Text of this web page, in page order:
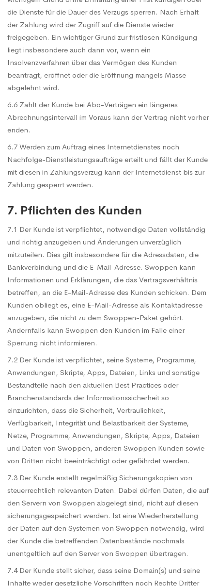
die Dienste für die Dauer des Verzugs sperren. Nach Erhalt
der Zahlung wird der Zugriff auf die Dienste wieder
freigegeben. Ein wichtiger Grund zur fristlosen Kündigung
liegt insbesondere auch dann vor, wenn ein
Insolvenzverfahren über das Vermögen des Kunden
beantragt, eröffnet oder die Eröffnung mangels Masse
abgelehnt wird.
6.6 Zahlt der Kunde bei Abo-Verträgen ein längeres
Abrechnungsintervall im Voraus kann der Vertrag nicht vorher
enden.
6.7 Werden zum Auftrag eines Internetdienstes noch
Nachfolge-Dienstleistungsaufträge erteilt und fällt der Kunde
mit diesen in Zahlungsverzug kann der Internetdienst bis zur
Zahlung gesperrt werden.
7. Pflichten des Kunden
7.1 Der Kunde ist verpflichtet, notwendige Daten vollständig
und richtig anzugeben und Änderungen unverzüglich
mitzuteilen. Dies gilt insbesondere für die Adressdaten, die
Bankverbindung und die E-Mail-Adresse. Swoppen kann
Informationen und Erklärungen, die das Vertragsverhältnis
betreffen, an die E-Mail-Adresse des Kunden schicken. Dem
Kunden obliegt es, eine E-Mail-Adresse als Kontaktadresse
anzugeben, die nicht zu dem Swoppen-Paket gehört.
Andernfalls kann Swoppen den Kunden im Falle einer
Sperrung nicht informieren.
7.2 Der Kunde ist verpflichtet, seine Systeme, Programme,
Anwendungen, Skripte, Apps, Dateien, Links und sonstige
Bestandteile nach den aktuellen Best Practices oder
Branchenstandards der Informationssicherheit so
einzurichten, dass die Sicherheit, Vertraulichkeit,
Verfügbarkeit, Integrität und Belastbarkeit der Systeme,
Netze, Programme, Anwendungen, Skripte, Apps, Dateien
und Daten von Swoppen, anderen Swoppen Kunden sowie
von Dritten nicht beeinträchtigt oder gefährdet werden.
7.3 Der Kunde erstellt regelmäßig Sicherungskopien von
steuerrechtlich relevanten Daten. Dabei dürfen Daten, die auf
den Servern von Swoppen abgelegt sind, nicht auf diesen
sicherungsgespeichert werden. Ist eine Wiederherstellung
der Daten auf den Systemen von Swoppen notwendig, wird
der Kunde die betreffenden Datenbestände nochmals
unentgeltlich auf den Server von Swoppen übertragen.
7.4 Der Kunde stellt sicher, dass seine Domain(s) und seine
Inhalte weder gesetzliche Vorschriften noch Rechte Dritter